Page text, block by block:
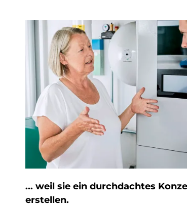
... weil sie ein durch­dach­tes
er­stel­len.